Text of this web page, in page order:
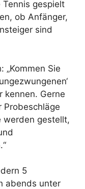
gespielt
ob Anfänger,
sind
„Kommen Sie
kennen. Gerne
Probeschläge
werden gestellt,
5
abends unter